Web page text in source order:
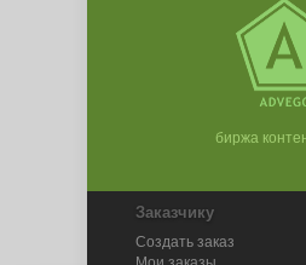
биржа
Заказчику
Создать заказ